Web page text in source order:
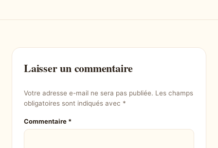
Laisser un commentaire
Votre adresse e-mail ne sera pas publiée. Les champs
obligatoires sont indiqués avec *
Commentaire *